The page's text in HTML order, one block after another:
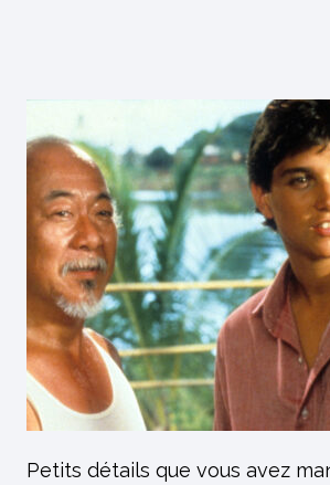
Petits détails que vous avez